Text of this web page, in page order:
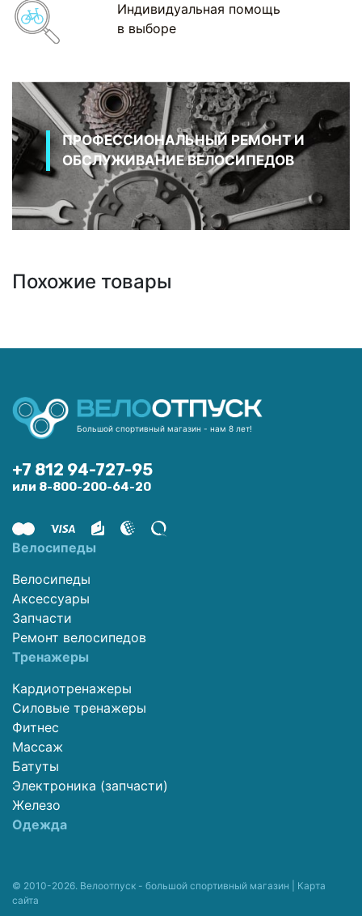
Индивидуальная помощь
в выборе
ПРОФЕССИОНАЛЬНЫЙ РЕМОНТ И
ОБСЛУЖИВАНИЕ ВЕЛОСИПЕДОВ
Похожие товары
Большой спортивный магазин - нам 8 лет!
+7 812 94-727-95
или 8-800-200-64-20
Велосипеды
Велосипеды
Аксессуары
Запчасти
Ремонт велосипедов
Тренажеры
Кардиотренажеры
Силовые тренажеры
Фитнес
Массаж
Батуты
Электроника (запчасти)
Железо
Одежда
© 2010-2026. Велоотпуск - большой спортивный магазин | Карта
сайта